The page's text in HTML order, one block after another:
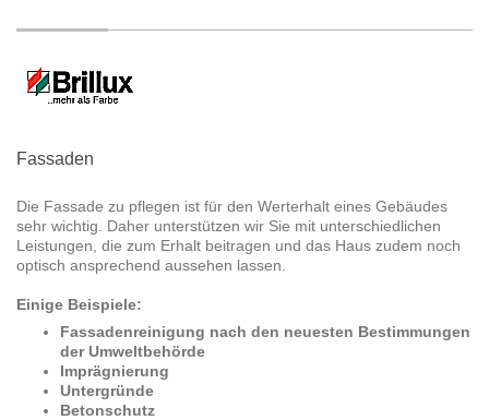
Fassaden
Die Fassade zu pflegen ist für den Werterhalt eines Gebäudes
sehr wichtig. Daher unterstützen wir Sie mit unterschiedlichen
Leistungen, die zum Erhalt beitragen und das Haus zudem noch
optisch ansprechend aussehen lassen.
Einige Beispiele:
Fassadenreinigung nach den neuesten Bestimmungen
der Umweltbehörde
Imprägnierung
Untergründe
Betonschutz